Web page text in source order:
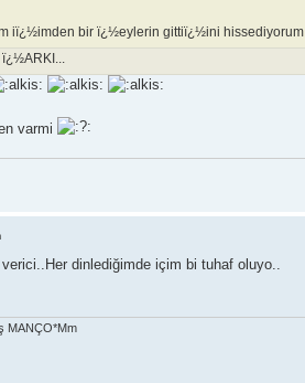
iï¿½imden bir ï¿½eylerin gittiï¿½ini hissediyorum
varmi
dinlediğimde içim bi tuhaf oluyo..
MANÇO*Mm